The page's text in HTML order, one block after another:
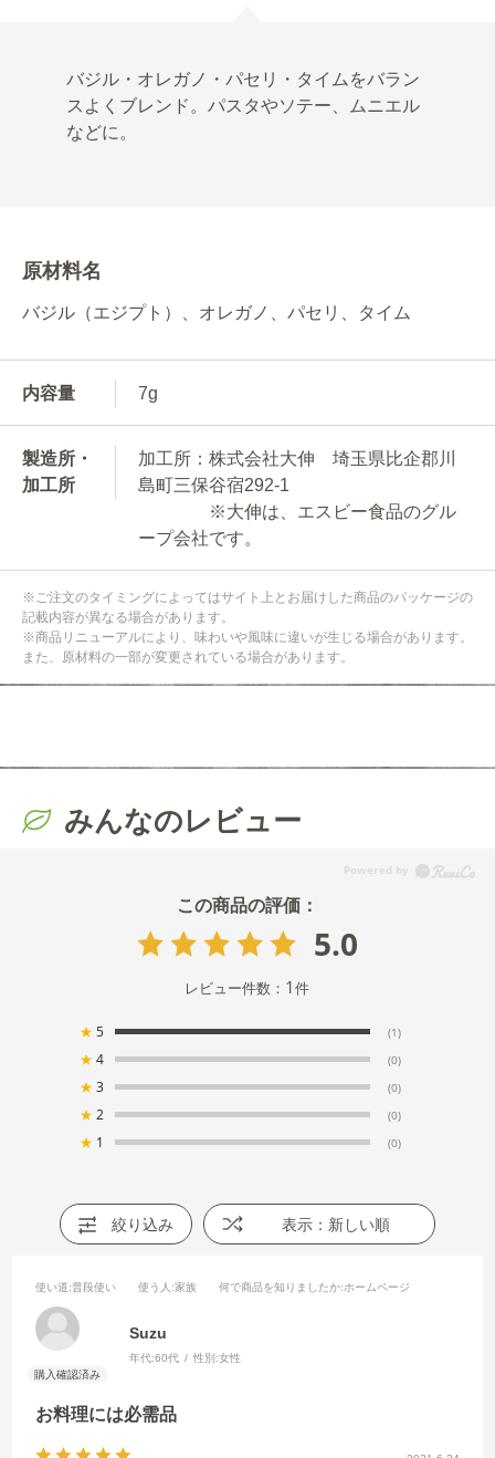
バジル・オレガノ・パセリ・タイムをバラン
スよくブレンド。パスタやソテー、ムニエル
などに。
原材料名
バジル（エジプト）、オレガノ、パセリ、タイム
内容量 7g
製造所・
加工所
加工所：株式会社大伸 埼玉県比企郡川
島町三保谷宿292-1
※大伸は、エスビー食品のグル
ープ会社です。
※ご注文のタイミングによってはサイト上とお届けした商品のパッケージの
記載内容が異なる場合があります。
※商品リニューアルにより、味わいや風味に違いが生じる場合があります。
また、原材料の一部が変更されている場合があります。
みんなのレビュー
5.0
レビュー件数： 1件
★ 5 (1)
★ 4 (0)
★ 3 (0)
★ 2 (0)
★ 1 (0)
絞り込み 表示：新しい順
お料理には必需品
使い道:普段使い 使う人 :家族 何で商品を知りましたか:ホームページ
Suzu
年代:60代 性別:女性